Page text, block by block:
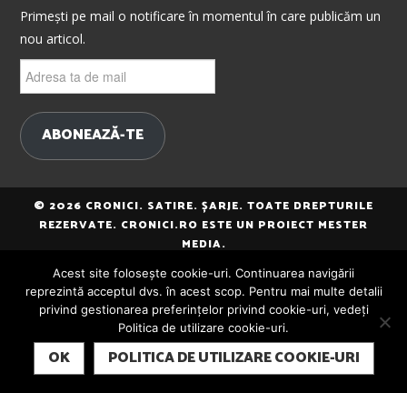
Primești pe mail o notificare în momentul în care publicăm un
nou articol.
ta
mail
ABONEAZĂ-TE
© 2026 CRONICI. SATIRE. ȘARJE. TOATE DREPTURILE
REZERVATE. CRONICI.RO ESTE UN PROIECT MESTER
MEDIA.
SUBSCRIBE
Acest site folosește cookie-uri. Continuarea navigării
reprezintă acceptul dvs. în acest scop. Pentru mai multe detalii
privind gestionarea preferințelor privind cookie-uri, vedeți
Politica de utilizare cookie-uri.
OK POLITICA DE UTILIZARE COOKIE-URI